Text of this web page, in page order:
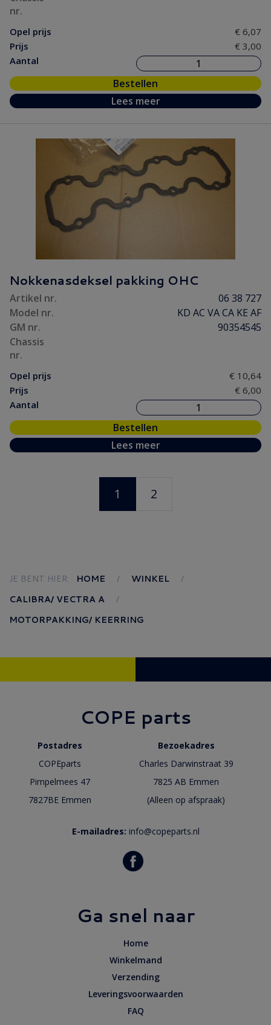
nr.
Opel prijs
€ 6,07
Prijs
€ 3,00
Aantal
Bestellen
Lees meer
Nokkenasdeksel pakking OHC
Artikel nr.
06 38 727
Model nr.
KD AC VA CA KE AF
GM nr.
90354545
Chassis
nr.
Opel prijs
€ 10,64
Prijs
€ 6,00
Aantal
Bestellen
Lees meer
1 2
JE BENT HIER: HOME
WINKEL
CALIBRA/ VECTRA A
MOTORPAKKING/ KEERRING
COPE parts
Postadres
Bezoekadres
COPEparts
Charles Darwinstraat 39
Pimpelmees 47
7825 AB Emmen
7827BE Emmen
(Alleen op afspraak)
E-mailadres: info@copeparts.nl
Ga snel naar
Home
Winkelmand
Verzending
Leveringsvoorwaarden
FAQ